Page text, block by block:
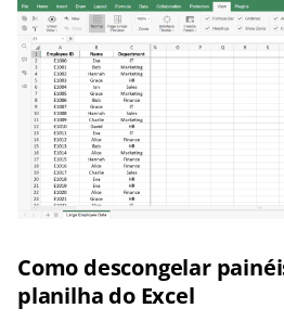
Como descongelar
planilha do Excel